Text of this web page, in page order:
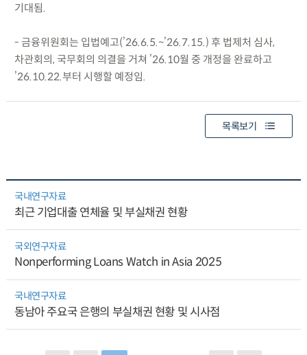
기대됨.
- 금융위원회는 입법예고(’26.6.5.~’26.7.15.) 후 법제처 심사,
차관회의, 국무회의 의결을 거쳐 ’26.10월 중 개정을 완료하고
’26.10.22.부터 시행할 예정임.
목록보기
국내연구자료
최근 기업대출 연체율 및 부실채권 현황
국외연구자료
Nonperforming Loans Watch in Asia 2025
국내연구자료
동남아 주요국 은행의 부실채권 현황 및 시사점